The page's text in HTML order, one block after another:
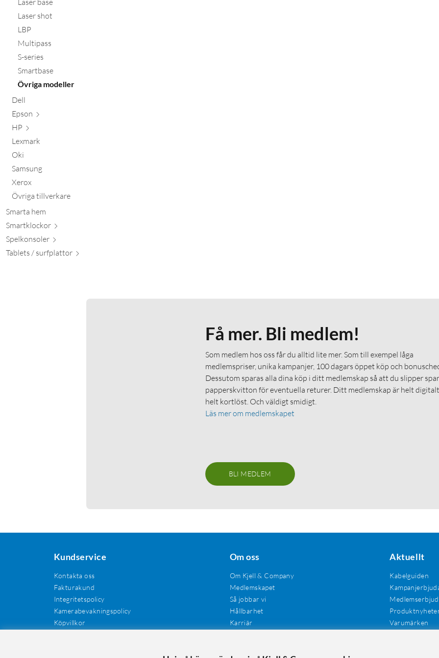
Laser shot
LBP
Multipass
S-series
Smartbase
Övriga modeller
Dell
Epson
HP
Lexmark
Oki
Samsung
Xerox
Övriga tillverkare
Smarta hem
Smartklockor
Spelkonsoler
Tablets / surfplattor
Få mer. Bli medlem!
Som medlem hos oss får du alltid lite mer. Som till exempel låga
medlemspriser, unika kampanjer, 100 dagars öppet köp och
Dessutom sparas alla dina köp i ditt medlemskap så att du slipper
papperskvitton för eventuella returer. Ditt medlemskap är helt
helt kortlöst. Och väldigt smidigt.
Läs mer om medlemskapet
BLI MEDLEM
Kundservice
Kontakta oss
Fakturakund
Integritetspolicy
Kamerabevakningspolicy
Köpvillkor
Om oss
Om Kjell & Company
Medlemskapet
Så jobbar vi
Hållbarhet
Karriär
Aktuellt
Kabelguiden
Varumärken